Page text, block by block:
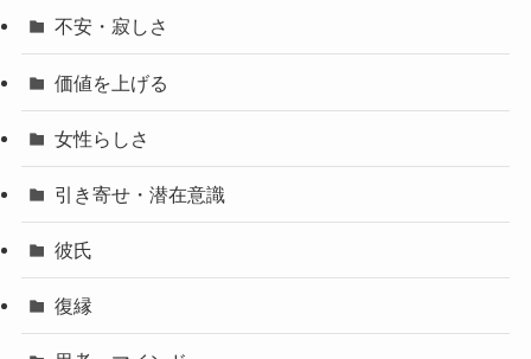
不安・寂しさ
価値を上げる
女性らしさ
引き寄せ・潜在意識
彼氏
復縁